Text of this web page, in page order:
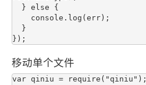
移动单个文件
var qiniu = require("qiniu");